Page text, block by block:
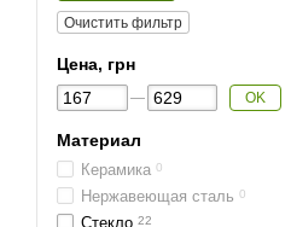
Очистить фильтр
Цена, грн
OK
Материал
Керамика 0
Нержавеющая сталь 0
Стекло 22